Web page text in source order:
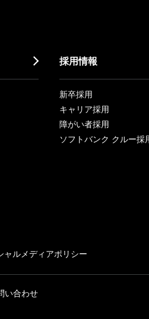
採用情報
新卒採用
キャリア採用
障がい者採用
ソフトバンク クルー採
ャルメディアポリシー
い合わせ